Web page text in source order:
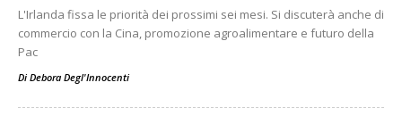
L'Irlanda fissa le priorità dei prossimi sei mesi. Si discuterà anche di
commercio con la Cina, promozione agroalimentare e futuro della
Pac
Di Debora Degl'Innocenti